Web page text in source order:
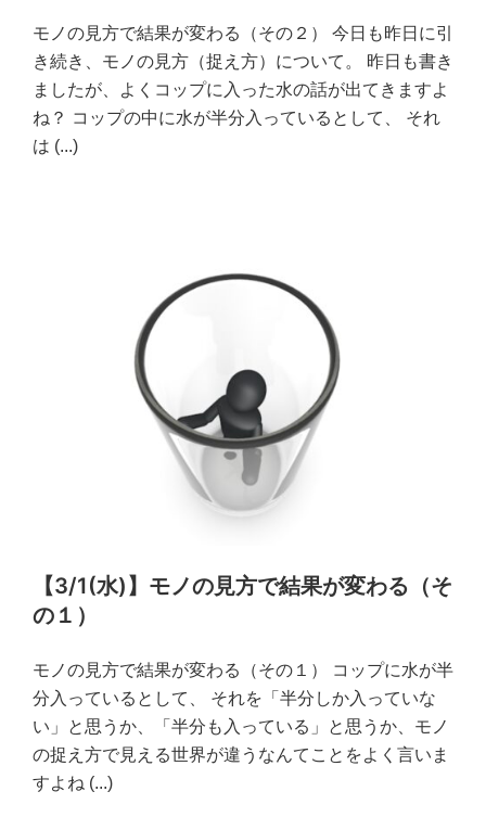
モノの見方で結果が変わる（その２） 今日も昨日に引
き続き、モノの見方（捉え方）について。 昨日も書き
ましたが、よくコップに入った水の話が出てきますよ
ね？ コップの中に水が半分入っているとして、 それ
は (...)
【3/1(水)】モノの見方で結果が変わる（そ
の１）
モノの見方で結果が変わる（その１） コップに水が半
分入っているとして、 それを「半分しか入っていな
い」と思うか、「半分も入っている」と思うか、モノ
の捉え方で見える世界が違うなんてことをよく言いま
すよね (...)